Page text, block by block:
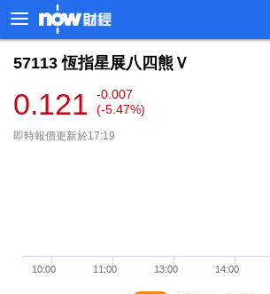
57113 恆指星展八四熊Ｖ
0.121
-0.007
(-5.47%)
即時報價更新於17:19